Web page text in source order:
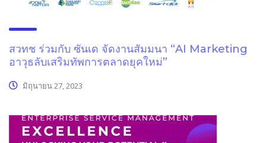
สวทช ร่วมกับ ซันเด จัดงานสัมมนา “AI Marketing
อาวุธลับเสริมทัพการตลาดยุคใหม่”
มิถุนายน 27, 2023